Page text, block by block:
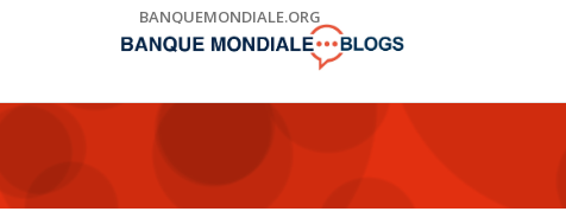
BANQUEMONDIALE.ORG